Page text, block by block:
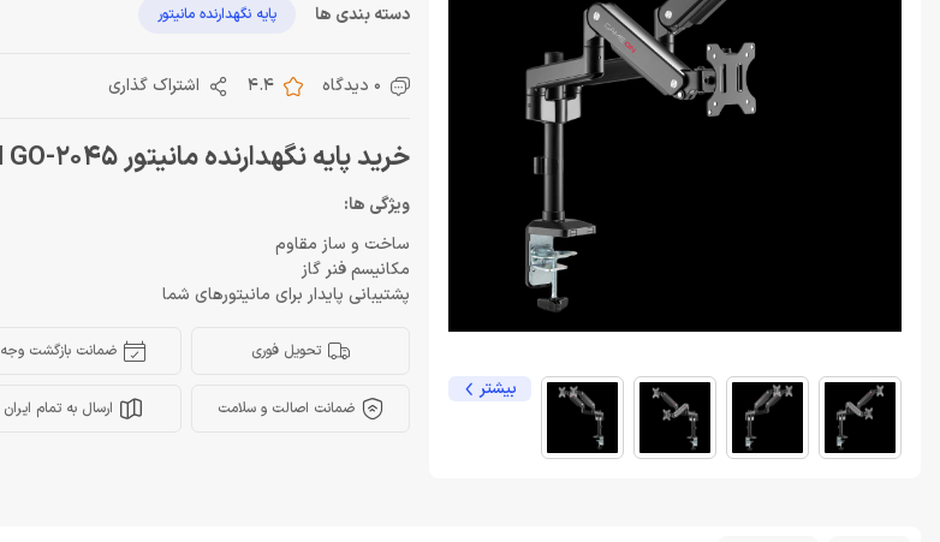
بیشتر
دسته بندی ها پایه نگهدارنده مانیتور
0 دیدگاه 4.4 اشتراک گذاری
خرید پایه نگهدارنده مانیتور GAMEON GO-2045
ویژگی ها:
ساخت و ساز مقاوم
مکانیسم فنر گاز
پشتیبانی پایدار برای مانیتورهای شما
تحویل فوری ضمانت بازگشت وجه
ضمانت اصالت و سلامت ارسال به تمام ایران